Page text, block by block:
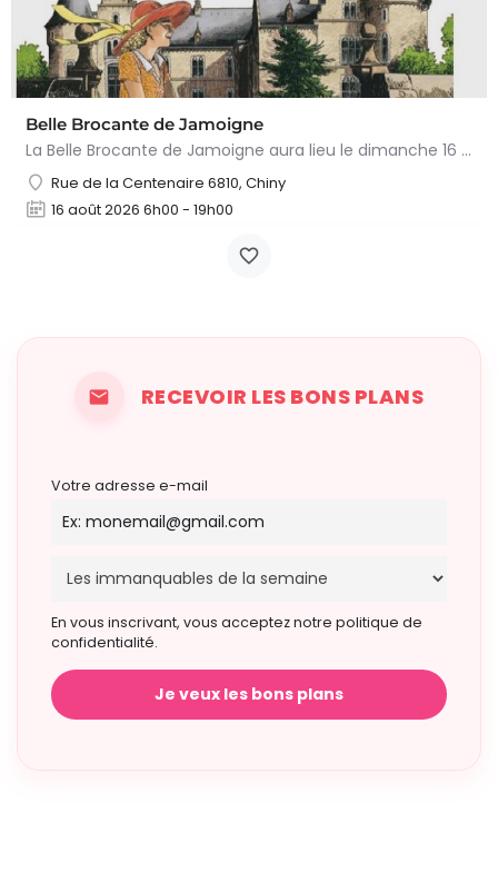
Belle Brocante de Jamoigne
La Belle Brocante de Jamoigne aura lieu le dimanche 16 août 2026 de 6h00 à 18h00, proposant une centaine…
Rue de la Centenaire 6810, Chiny
16 août 2026 6h00 - 19h00
RECEVOIR LES BONS PLANS
Votre adresse e-mail
En vous inscrivant, vous acceptez notre politique de
confidentialité.